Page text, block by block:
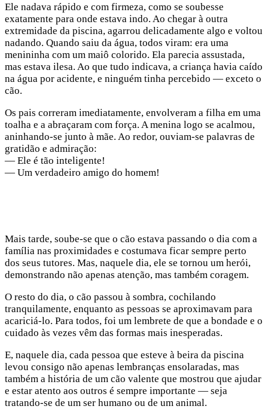
Ele nadava rápido e com firmeza, como se soubesse
exatamente para onde estava indo. Ao chegar à outra
extremidade da piscina, agarrou delicadamente algo e voltou
nadando. Quando saiu da água, todos viram: era uma
menininha com um maiô colorido. Ela parecia assustada,
mas estava ilesa. Ao que tudo indicava, a criança havia caído
na água por acidente, e ninguém tinha percebido — exceto o
cão.
Os pais correram imediatamente, envolveram a filha em uma
toalha e a abraçaram com força. A menina logo se acalmou,
aninhando-se junto à mãe. Ao redor, ouviam-se palavras de
gratidão e admiração:
— Ele é tão inteligente!
— Um verdadeiro amigo do homem!
Mais tarde, soube-se que o cão estava passando o dia com a
família nas proximidades e costumava ficar sempre perto
dos seus tutores. Mas, naquele dia, ele se tornou um herói,
demonstrando não apenas atenção, mas também coragem.
O resto do dia, o cão passou à sombra, cochilando
tranquilamente, enquanto as pessoas se aproximavam para
acariciá-lo. Para todos, foi um lembrete de que a bondade e o
cuidado às vezes vêm das formas mais inesperadas.
E, naquele dia, cada pessoa que esteve à beira da piscina
levou consigo não apenas lembranças ensolaradas, mas
também a história de um cão valente que mostrou que ajudar
e estar atento aos outros é sempre importante — seja
tratando-se de um ser humano ou de um animal.